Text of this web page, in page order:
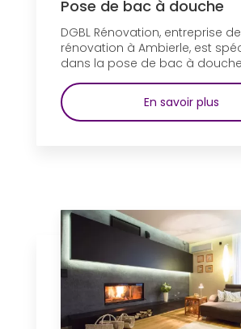
Pose de bac à douche
DGBL Rénovation, entreprise de
rénovation à Ambierle, est
dans la pose de bac à
En savoir plus